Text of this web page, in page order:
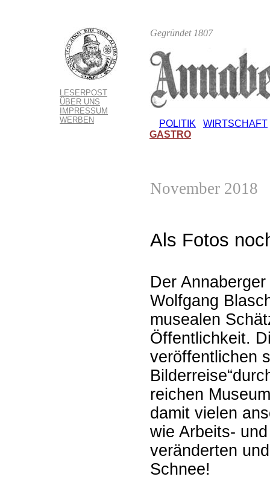
LESERPOST
ÜBER UNS
IMPRESSUM
WERBEN
Gegründet 1807
POLITIK
WIRTSCHAFT
GASTRO
November 2018
Als Fotos
Der
Wolfgang
musealen
Öffentlichkeit.
veröffentlichen
reichen
damit vielen
wie Arbeits-
veränderten
Schnee!